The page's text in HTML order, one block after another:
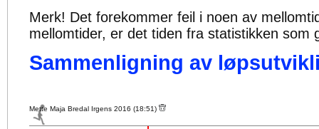
Merk! Det forekommer feil i noen av
mellomtider, er det tiden fra statistikken som
Sammenligning av
Mette Maja Bredal Irgens 2016 (18:51)